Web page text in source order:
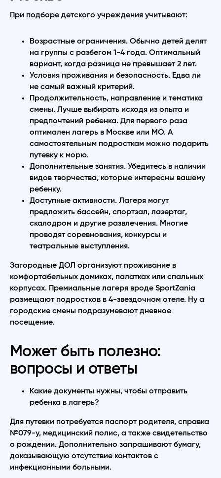
При подборе детского учреждения учитывают:
Возрастные ограничения. Обычно детей делят
на группы с разбегом 1-4 года. Оптимальный
вариант, когда разница не превышает 2 лет.
Условия проживания и безопасность. Едва ли
не самый важный критерий.
Продолжительность, направление и тематика
смены. Лучше выбирать исходя из опыта и
предпочтений ребенка. Для первого раза
оптимален лагерь в Москве или МО. А
самостоятельным подросткам можно подарить
путевку к морю.
Дополнительные занятия. Убедитесь в наличии
видов творчества, которые интересны вашему
ребенку.
Доступные активности. Лагеря могут
предложить бассейн, спортзал, лазертаг,
скалодром и другие развлечения. Многие
проводят соревнования, конкурсы и
театральные выступления.
Загородные ДОЛ организуют проживание в
комфортабельных домиках, палатках или спальных
корпусах. Премиальные лагеря вроде SportZania
размещают подростков в 4-звездочном отеле. Ну а
городские смены подразумевают дневное
посещение.
Может быть полезно:
вопросы и ответы
Какие документы нужны, чтобы отправить
ребенка в лагерь?
Для путевки потребуется паспорт родителя, справка
№079-у, медицинский полис, а также свидетельство
о рождении. Дополнительно запрашивают бумагу,
доказывающую отсутствие контактов с
инфекционными больными.